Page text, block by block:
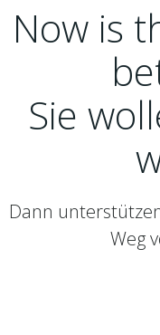
Now is
Sie
Dann
Weg